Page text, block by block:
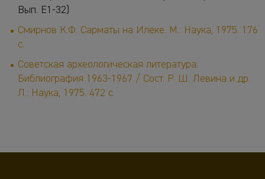
Вып. Е1-32)
Смирнов К.Ф. Сарматы на Илеке. М.: Наука, 1975. 176
с.
Советская археологическая литература.
Библиография 1963-1967 / Сост. Р. Ш. Левина и др.
Л.: Наука, 1975. 472 с.